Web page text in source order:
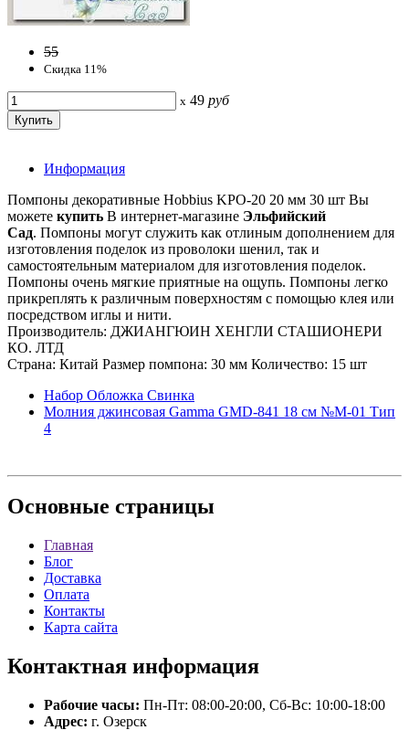
55
Скидка 11%
x 49 руб
Информация
Помпоны декоративные Hobbius KPO-20 20 мм 30 шт Вы
можете купить В интернет-магазине Эльфийский
Сад. Помпоны могут служить как отлиным дополнением для
изготовления поделок из проволоки шенил, так и
самостоятельным материалом для изготовления поделок.
Помпоны очень мягкие приятные на ощупь. Помпоны легко
прикреплять к различным поверхностям с помощью клея или
посредством иглы и нити.
Производитель: ДЖИАНГЮИН ХЕНГЛИ СТАШИОНЕРИ
КО. ЛТД
Страна: Китай Размер помпона: 30 мм Количество: 15 шт
Набор Обложка Свинка
Молния джинсовая Gamma GMD-841 18 см №М-01 Тип
4
Основные страницы
Главная
Блог
Доставка
Оплата
Контакты
Карта сайта
Контактная информация
Рабочие часы: Пн-Пт: 08:00-20:00, Сб-Вс: 10:00-18:00
Адрес: г. Озерск